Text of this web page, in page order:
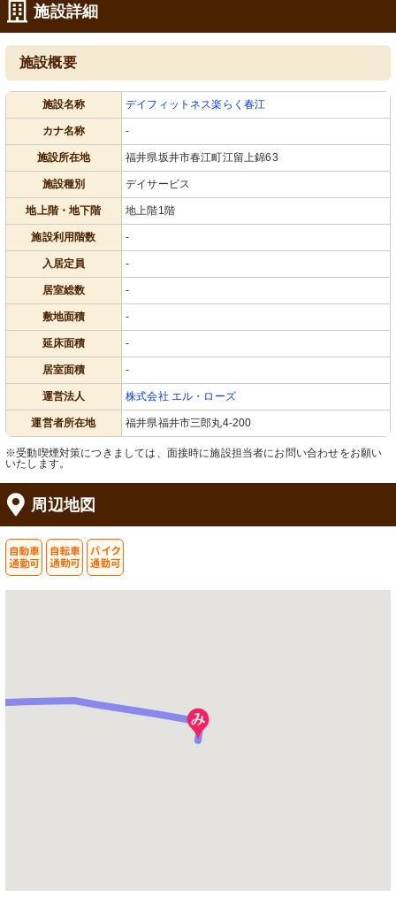
施設詳細
施設概要
施設名称 デイフィットネス楽らく春江
カナ名称 -
施設所在地 福井県坂井市春江町江留上錦63
施設種別 デイサービス
地上階・地下階 地上階1階
施設利用階数 -
入居定員 -
居室総数 -
敷地面積 -
延床面積 -
居室面積 -
運営法人 株式会社 エル・ローズ
運営者所在地 福井県福井市三郎丸4-200
※受動喫煙対策につきましては、面接時に施設担当者にお問い合わせをお願い
いたします。
周辺地図